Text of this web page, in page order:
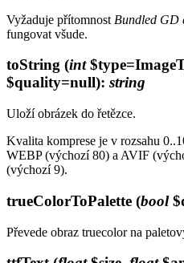
Vyžaduje přítomnost Bundled GD
fungovat všude.
toString (int
$quality=null): string
Uloží obrázek do řetězce.
Kvalita komprese je v rozsahu
WEBP (výchozí 80) a AVIF
(výchozí 9).
trueColorToPalette (bool
Převede obraz truecolor na